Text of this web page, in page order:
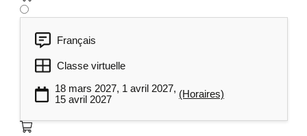
Français
Classe virtuelle
18 mars 2027, 1 avril 2027,
15 avril 2027
(Horaires)